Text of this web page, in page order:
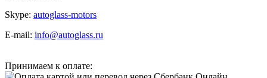
Skype: autoglass-motors
E-mail: info@autoglass.ru
Принимаем к оплате: